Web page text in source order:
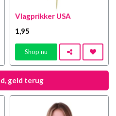
Vlagprikker USA
1,95
Shop nu
geld terug